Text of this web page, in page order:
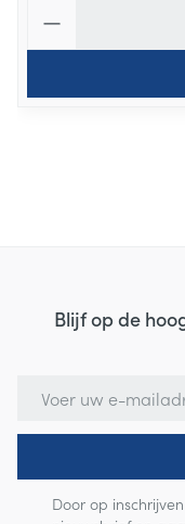
Blijf op de
Door op